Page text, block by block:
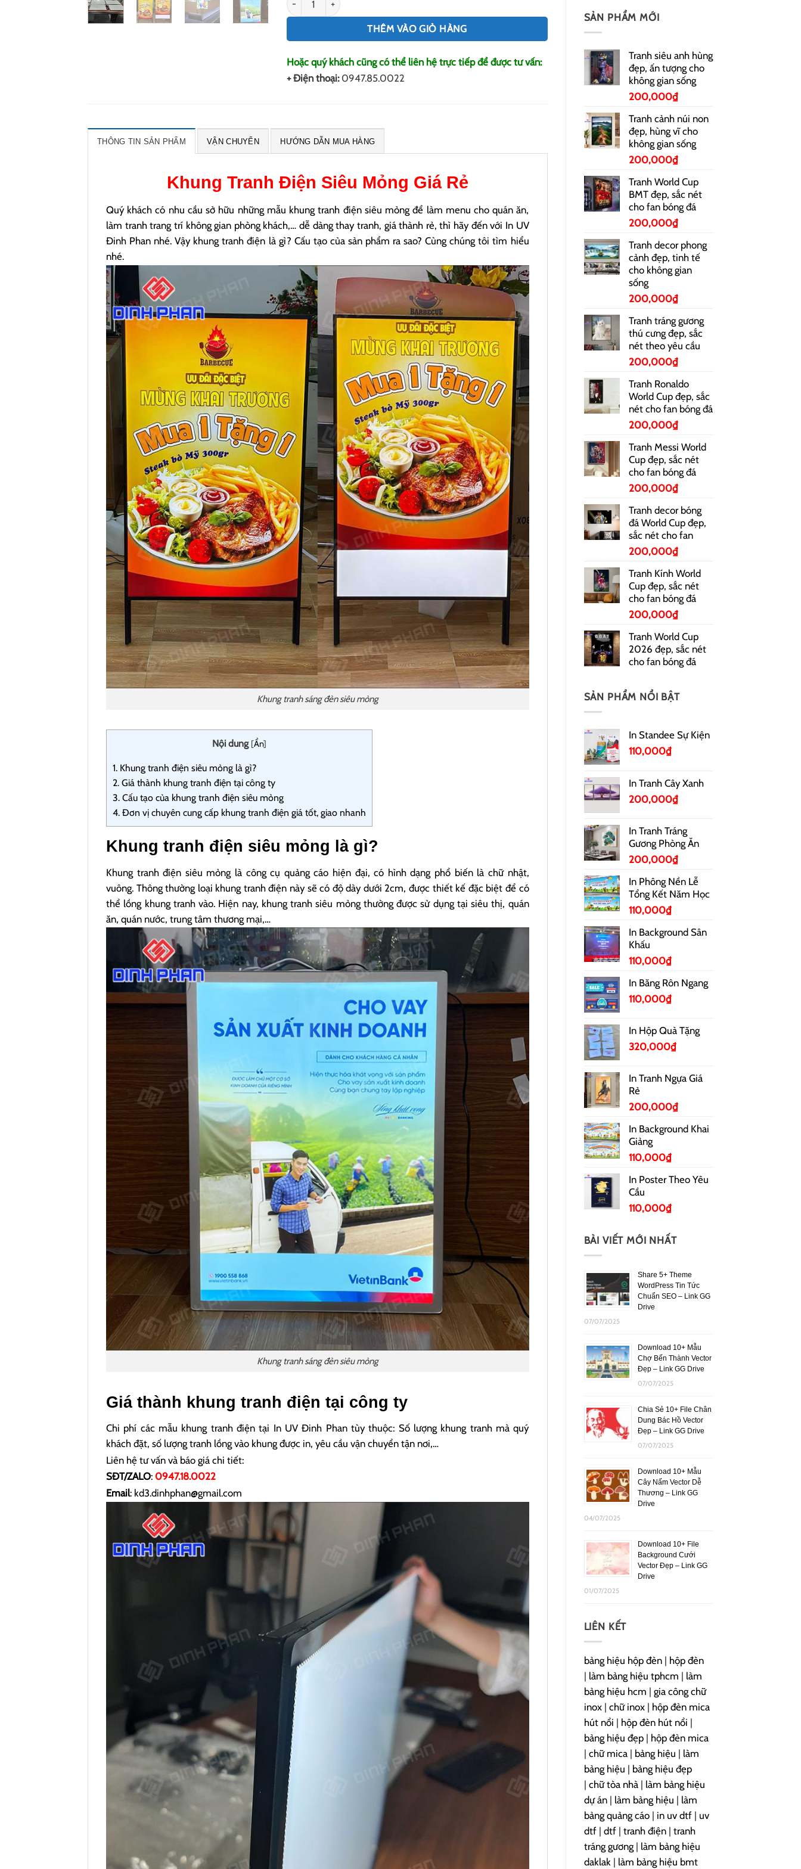
SẢN PHẨM MỚI
Tranh siêu anh hùng
đẹp, ấn tượng cho
không gian sống
200,000₫
Tranh cảnh núi non
đẹp, hùng vĩ cho
không gian sống
200,000₫
Tranh World Cup
BMT đẹp, sắc nét
cho fan bóng đá
200,000₫
Tranh decor phong
cảnh đẹp, tinh tế
cho không gian
sống
200,000₫
Tranh tráng gương
thú cưng đẹp, sắc
nét theo yêu cầu
200,000₫
Tranh Ronaldo
World Cup đẹp, sắc
nét cho fan bóng đá
200,000₫
Tranh Messi World
Cup đẹp, sắc nét
cho fan bóng đá
200,000₫
Tranh decor bóng
đá World Cup đẹp,
sắc nét cho fan
200,000₫
Tranh Kính World
Cup đẹp, sắc nét
cho fan bóng đá
200,000₫
Tranh World Cup
2026 đẹp, sắc nét
cho fan bóng đá
SẢN PHẨM NỔI BẬT
In Standee Sự Kiện
110,000₫
In Tranh Cây Xanh
200,000₫
In Tranh Tráng
Gương Phòng Ăn
200,000₫
In Phông Nền Lễ
Tổng Kết Năm Học
110,000₫
In Background Sân
Khấu
110,000₫
In Băng Rôn Ngang
110,000₫
In Hộp Quà Tặng
320,000₫
In Tranh Ngựa Giá
Rẻ
200,000₫
In Background Khai
Giảng
110,000₫
In Poster Theo Yêu
Cầu
110,000₫
BÀI VIẾT MỚI NHẤT
Share 5+ Theme
WordPress Tin Tức
Chuẩn SEO – Link GG
Drive
07/07/2025
Download 10+ Mẫu
Chợ Bến Thành Vector
Đẹp – Link GG Drive
07/07/2025
Chia Sẻ 10+ File Chân
Dung Bác Hồ Vector
Đẹp – Link GG Drive
07/07/2025
Download 10+ Mẫu
Cây Nấm Vector Dễ
Thương – Link GG
Drive
04/07/2025
Download 10+ File
Background Cưới
Vector Đẹp – Link GG
Drive
01/07/2025
LIÊN KẾT
bảng hiệu hộp đèn| hộp đèn
| làm bảng hiệu tphcm | làm
bảng hiệu hcm | gia công chữ
inox| chữ inox| hộp đèn mica
hút nổi | hộp đèn hút nổi |
bảng hiệu đẹp| hộp đèn mica
| chữ mica| bảng hiệu | làm
bảng hiệu | bảng hiệu đẹp
| chữ tòa nhà| làm bảng hiệu
dự án| làm bảng hiệu | làm
bảng quảng cáo| in uv dtf| uv
dtf| dtf| tranh điện| tranh
tráng gương| làm bảng hiệu
daklak | làm bảng hiệu bmt
THÊM VÀO GIỎ HÀNG
Hoặc quý khách cũng có thể liên hệ trực tiếp để được tư vấn:
+ Điện thoại: 0947.85.0022
THÔNG TIN SẢN PHẨM VẬN CHUYỂN HƯỚNG DẪN MUA HÀNG
Khung Tranh Điện Siêu Mỏng Giá Rẻ
Quý khách có nhu cầu sở hữu những mẫu khung tranh điện siêu mỏng để làm menu cho quán ăn,
làm tranh trang trí không gian phòng khách,… dễ dàng thay tranh, giá thành rẻ, thì hãy đến với In UV
Đinh Phan nhé. Vậy khung tranh điện là gì? Cấu tạo của sản phẩm ra sao? Cùng chúng tôi tìm hiểu
nhé.
Khung tranh sáng đèn siêu mỏng
Nội dung [Ẩn]
1. Khung tranh điện siêu mỏng là gì?
2. Giá thành khung tranh điện tại công ty
3. Cấu tạo của khung tranh điện siêu mỏng
4. Đơn vị chuyên cung cấp khung tranh điện giá tốt, giao nhanh
Khung tranh điện siêu mỏng là gì?
Khung tranh điện siêu mỏng là công cụ quảng cáo hiện đại, có hình dạng phổ biến là chữ nhật,
vuông. Thông thường loại khung tranh điện này sẽ có độ dày dưới 2cm, được thiết kế đặc biệt để có
thể lồng khung tranh vào. Hiện nay, khung tranh siêu mỏng thường được sử dụng tại siêu thị, quán
ăn, quán nước, trung tâm thương mại,…
Khung tranh sáng đèn siêu mỏng
Giá thành khung tranh điện tại công ty
Chi phí các mẫu khung tranh điện tại In UV Đinh Phan tùy thuộc: Số lượng khung tranh mà quý
khách đặt, số lượng tranh lồng vào khung được in, yêu cầu vận chuyển tận nơi,…
Liên hệ tư vấn và báo giá chi tiết:
SĐT/ZALO: 0947.18.0022
Email: kd3.dinhphan@gmail.com